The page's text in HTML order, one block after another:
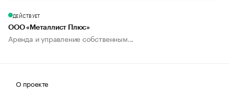
ДЕЙСТВУЕТ
ООО «Металлист Плюс»
Аренда и управление собственным...
О проекте